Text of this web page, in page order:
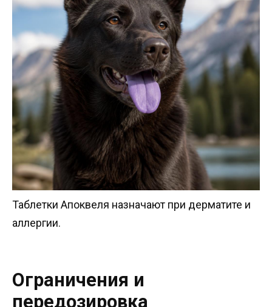
Таблетки Апоквеля назначают при дерматите и
аллергии.
Ограничения и
передозировка